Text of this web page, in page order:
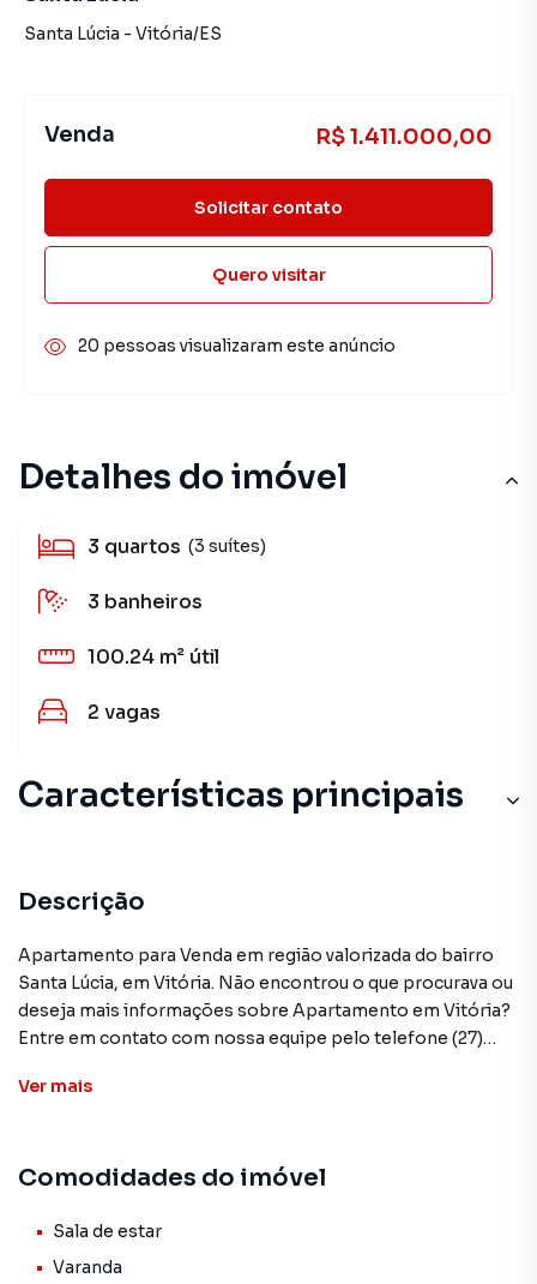
Detalhes do imóvel
3 quartos (3 suítes)
3 banheiros
100.24 m² útil
2 vagas
Características principais
Descrição
Apartamento para Venda em região valorizada do bairro
Santa Lúcia, em Vitória. Não encontrou o que procurava ou
deseja mais informações sobre Apartamento em Vitória?
Entre em contato com nossa equipe pelo telefone (27)
e barracões para venda ou locação, além de
planta em Santa Lúcia e em outras regiões de Vitória. Aqui
você encontra milhares de ofertas para encontrar o imóvel
Ver mais
Comodidades do imóvel
Sala de estar
Varanda
Santa Lúcia - Vitória/ES
Venda R$ 1.411.000,00
Solicitar contato
Quero visitar
20 pessoas visualizaram este anúncio